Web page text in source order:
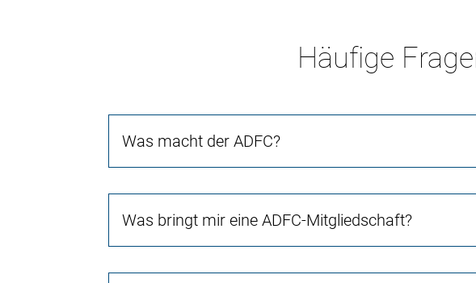
Häufige
Was macht der ADFC?
Was bringt mir eine ADFC-Mitgliedschaft?